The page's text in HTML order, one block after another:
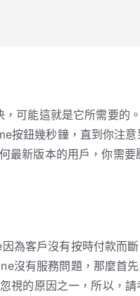
可能這就是它所需要的
按鈕幾秒鐘，直到你注意
最新版本的用戶，你需要
為客戶沒有按時付款而斷
沒有服務問題，那麼首
視的原因之一，所以，請